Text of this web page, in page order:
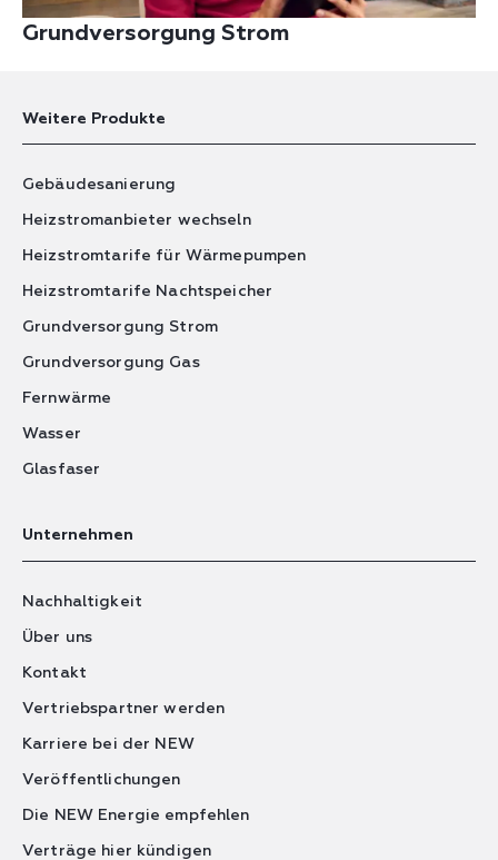
Grundversorgung Strom
Weitere Produkte
Gebäudesanierung
Heizstromanbieter wechseln
Heizstromtarife für Wärmepumpen
Heizstromtarife Nachtspeicher
Grundversorgung Strom
Grundversorgung Gas
Fernwärme
Wasser
Glasfaser
Unternehmen
Nachhaltigkeit
Über uns
Kontakt
Vertriebspartner werden
Karriere bei der NEW
Veröffentlichungen
Die NEW Energie empfehlen
Verträge hier kündigen